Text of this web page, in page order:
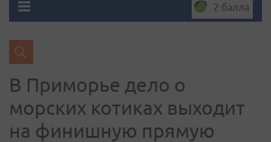
2 балла
В Приморье дело о
морских котиках выходит
на финишную прямую